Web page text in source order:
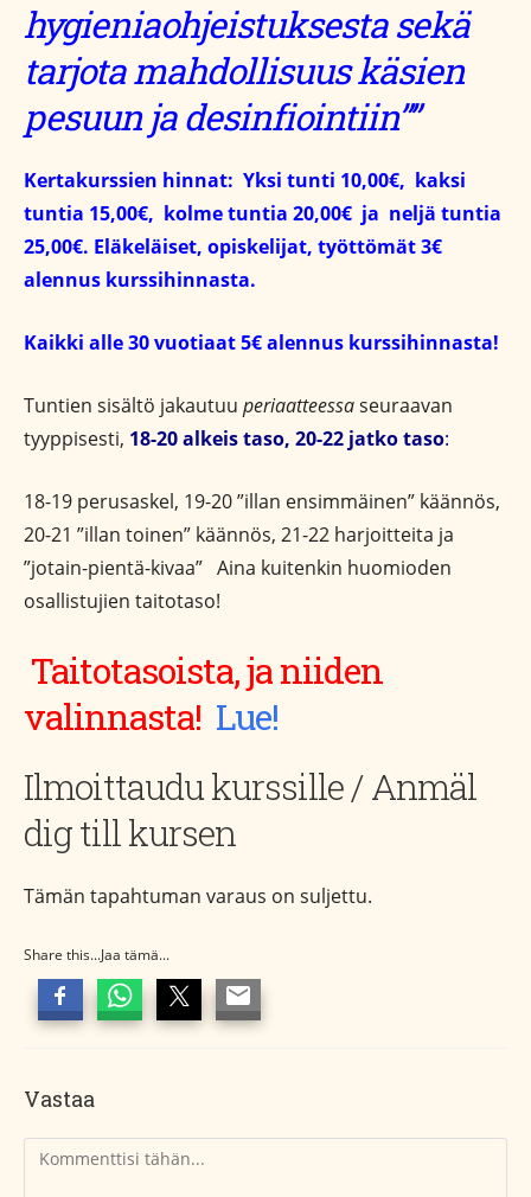
hygieniaohjeistuksesta sekä
tarjota mahdollisuus käsien
pesuun ja desinfiointiin””
Kertakurssien hinnat: Yksi tunti 10,00€, kaksi
tuntia 15,00€, kolme tuntia 20,00€ ja neljä tuntia
25,00€. Eläkeläiset, opiskelijat, työttömät 3€
alennus kurssihinnasta.
Kaikki alle 30 vuotiaat 5€ alennus kurssihinnasta!
Tuntien sisältö jakautuu periaatteessaseuraavan
tyyppisesti, 18-20 alkeis taso, 20-22 jatko taso:
18-19 perusaskel, 19-20 ”illan ensimmäinen” käännös,
20-21 ”illan toinen” käännös, 21-22 harjoitteita ja
”jotain-pientä-kivaa” Aina kuitenkin huomioden
osallistujien taitotaso!
Taitotasoista, ja niiden
valinnasta! Lue!
Ilmoittaudu kurssille / Anmäl
dig till kursen
Tämän tapahtuman varaus on suljettu.
Share this...Jaa tämä...
Vastaa
Kommentti